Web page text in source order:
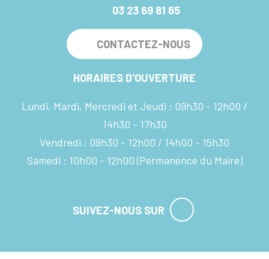
03 23 69 81 65
CONTACTEZ-NOUS
HORAIRES D'OUVERTURE
Lundi, Mardi, Mercredi et Jeudi : 09h30 - 12h00
14h30 - 17h30
Vendredi : 09h30 - 12h00
14h00 - 15h30
Samedi : 10h00 - 12h00 (Permanence du Maire)
SUIVEZ-NOUS SUR